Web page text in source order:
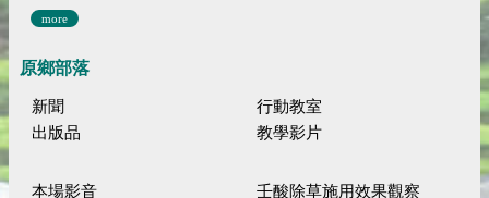
more
原鄉部落
新聞
行動教室
出版品
教學影片
本場影音 壬酸除草施用效果觀察